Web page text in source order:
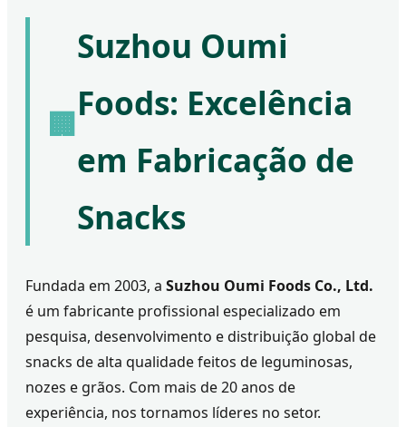
🏢
Suzhou Oumi
Foods: Excelência
em Fabricação de
Snacks
Fundada em 2003, a Suzhou Oumi Foods Co., Ltd.
é um fabricante profissional especializado em
pesquisa, desenvolvimento e distribuição global de
snacks de alta qualidade feitos de leguminosas,
nozes e grãos. Com mais de 20 anos de
experiência, nos tornamos líderes no setor.